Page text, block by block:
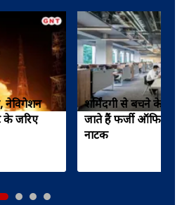
नेविगेशन
के जरिए
शर्मिंदगी से बचने के
जाते हैं फर्जी ऑफिस,
नाटक